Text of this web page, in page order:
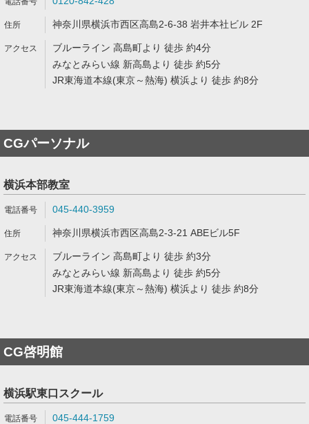
神奈川県横浜市西区高島2-6-38 岩井本社ビル 2F
ブルーライン 高島町より 徒歩 約4分
みなとみらい線 新高島より 徒歩 約5分
JR東海道本線(東京～熱海) 横浜より 徒歩 約8分
CGパーソナル
横浜本部教室
045-440-3959
神奈川県横浜市西区高島2-3-21 ABEビル5F
ブルーライン 高島町より 徒歩 約3分
みなとみらい線 新高島より 徒歩 約5分
JR東海道本線(東京～熱海) 横浜より 徒歩 約8分
CG啓明館
横浜駅東口スクール
045-444-1759